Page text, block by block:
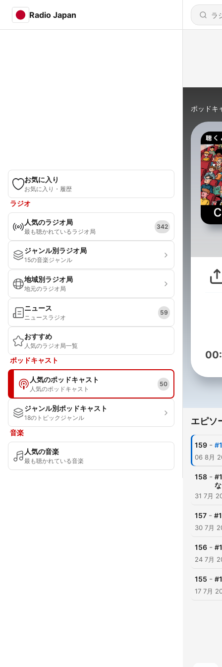
Radio Japan
お気に入り
お気に入り・履歴
ラジオ
人気のラジオ局
最も聴かれているラジオ局
342
ジャンル別ラジオ局
15の音楽ジャンル
地域別ラジオ局
地元のラジオ局
ニュース
ニュースラジオ
59
おすすめ
人気のラジオ局一覧
ポッドキャスト
人気のポッドキャスト
人気のポッドキャスト
50
ジャンル別ポッドキャスト
18のトピックジャンル
音楽
人気の音楽
最も聴かれている音楽
ポッドキ
エピソ
159 -
06 8月
158 -
31 7月
157 -
30 7月
156 -
24 7月
155 -
17 7月